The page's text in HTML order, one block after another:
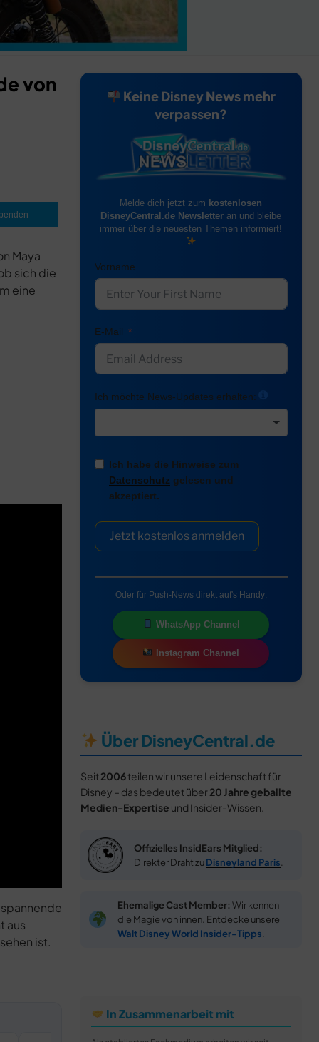
von
Maya
sich die
eine
aus
ist.
Keine Disney News mehr
verpassen?
Melde dich jetzt zum kostenlosen
DisneyCentral.de Newsletter an und bleibe
immer über die neuesten Themen informiert!
Vorname
E-Mail
Ich möchte News-Updates erhalten:
Ich habe die Hinweise zum
Datenschutz gelesen und
akzeptiert.
Jetzt kostenlos anmelden
Oder für Push-News direkt auf's Handy:
WhatsApp Channel
Instagram Channel
Über DisneyCentral.de
Seit 2006teilen wir unsere Leidenschaft für
Disney – das bedeutet über 20 Jahre geballte
Medien-Expertise und Insider-Wissen.
Offizielles InsidEars Mitglied:
Direkter Draht zuDisneyland Paris
Ehemalige Cast Member: Wir kennen
die Magie von innen. Entdecke unsere
Walt Disney World Insider-Tipps
In Zusammenarbeit mit